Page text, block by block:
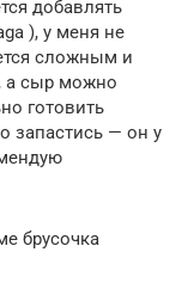
добавлять
), у меня не
сложным и
а сыр можно
готовить
запастись — он у
брусочка